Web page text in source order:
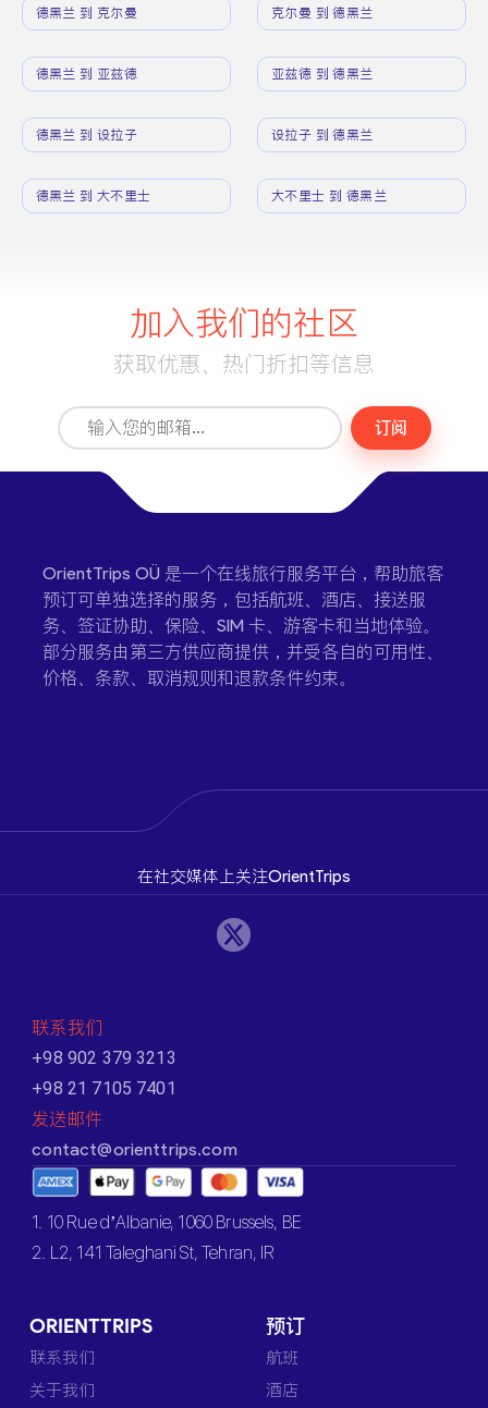
德黑兰 到 克尔曼 克尔曼 到 德黑兰
德黑兰 到 亚兹德 亚兹德 到 德黑兰
德黑兰 到 设拉子 设拉子 到 德黑兰
德黑兰 到 大不里士 大不里士 到 德黑兰
加入我们的社区
获取优惠、热门折扣等信息
订阅
OrientTrips OÜ 是一个在线旅行服务平台，帮助旅客
预订可单独选择的服务，包括航班、酒店、接送服
务、签证协助、保险、SIM 卡、游客卡和当地体验。
部分服务由第三方供应商提供，并受各自的可用性、
价格、条款、取消规则和退款条件约束。
在社交媒体上关注OrientTrips
联系我们
+98 902 379 3213
+98 21 7105 7401
发送邮件
contact@orienttrips.com
1. 10 Rue d’Albanie, 1060 Brussels, BE
2. L2, 141 Taleghani St, Tehran, IR
ORIENTTRIPS
联系我们
关于我们
预订
航班
酒店